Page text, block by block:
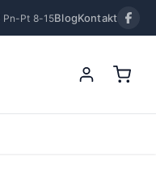
Pn-Pt 8-15BlogKontakt